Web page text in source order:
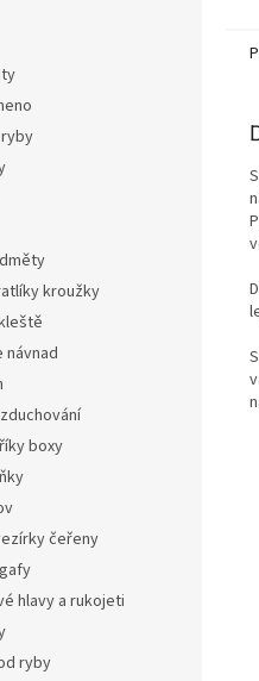
kroužky
návnad
boxy
čeřeny
hlavy a rukojeti
ryby